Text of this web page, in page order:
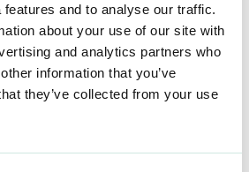
and to analyse our traffic.
about your use of our site with
and analytics partners who
information that you’ve
they’ve collected from your use